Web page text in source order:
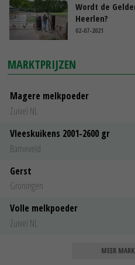
Wordt de
Heerlen?
02-07-2021
MARKTPRIJZEN
Magere melkpoeder
Zuivel NL
Vleeskuikens 2001-2600 gr
Barneveld
Gerst
Groningen
Volle melkpoeder
Zuivel NL
MEER